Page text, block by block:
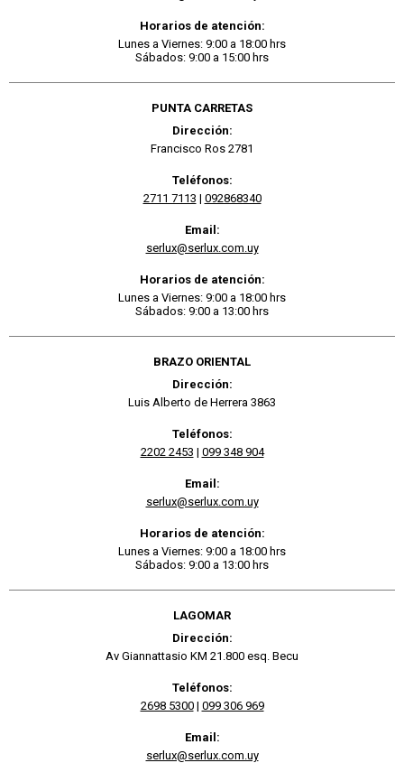
Horarios de atención:
Lunes a Viernes: 9:00 a 18:00 hrs
Sábados: 9:00 a 15:00 hrs
PUNTA CARRETAS
Dirección:
Francisco Ros 2781
Teléfonos:
2711 7113 | 092868340
Email:
serlux@serlux.com.uy
Horarios de atención:
Lunes a Viernes: 9:00 a 18:00 hrs
Sábados: 9:00 a 13:00 hrs
BRAZO ORIENTAL
Dirección:
Luis Alberto de Herrera 3863
Teléfonos:
2202 2453 | 099 348 904
Email:
serlux@serlux.com.uy
Horarios de atención:
Lunes a Viernes: 9:00 a 18:00 hrs
Sábados: 9:00 a 13:00 hrs
LAGOMAR
Dirección:
Av Giannattasio KM 21.800 esq. Becu
Teléfonos:
2698 5300| 099 306 969
Email:
serlux@serlux.com.uy